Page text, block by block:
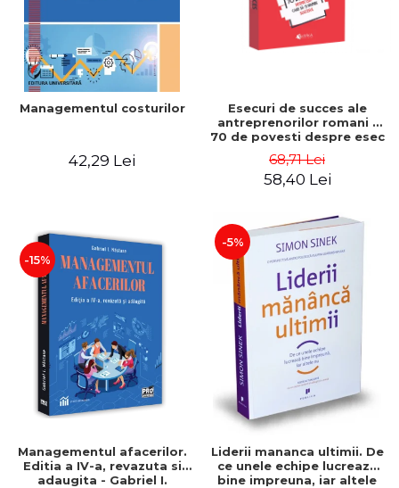
Managementul costurilor
42,29 Lei
Esecuri de succes ale
antreprenorilor romani -
70 de povesti despre esec
68,71 Lei
58,40 Lei
-15%
Managementul afacerilor.
Editia a IV-a, revazuta si
adaugita - Gabriel I.
-5%
Liderii mananca ultimii. De
ce unele echipe lucreaza
bine impreuna, iar altele